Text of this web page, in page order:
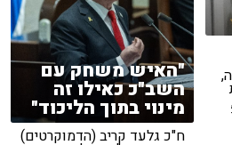
"האיש משחק עם
השב"כ כאילו זה
מינוי בתוך הליכוד"
ח"כ גלעד קריב (הדמוקרטים)